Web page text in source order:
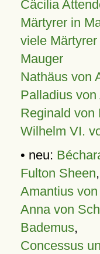
Cäcilia
Märtyrer in
viele
Mauger
Nathäus von
Palladius von
Reginald von
Wilhelm VI.
• neu:
Fulton Sheen,
Amantius
Anna von
Bademus,
Concessus